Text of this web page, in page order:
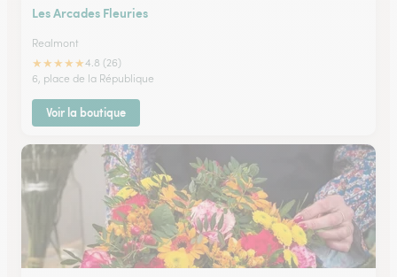
Les Arcades Fleuries
Realmont
★★★★★4.8 (26)
6, place de la République
Voir la boutique